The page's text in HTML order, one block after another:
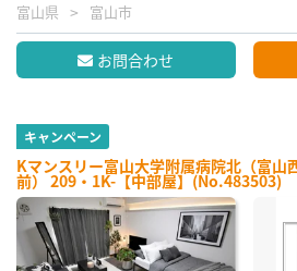
富山県 富山市
お問合わせ
キャンペーン
Kマンスリー富山大学附属病院北（富山
前） 209・1K-【中部屋】(No.483503)